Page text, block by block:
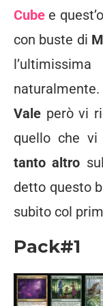
Cube e
con buste di
Vale però vi
quello che vi
tanto altro
detto questo
subito col
Pack#1